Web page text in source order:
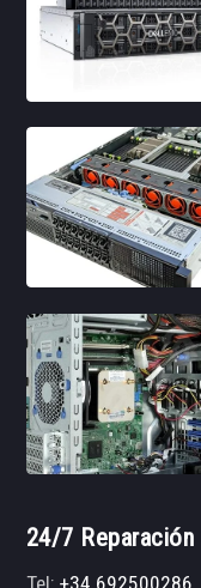
24/7
Tel:+34 692500286